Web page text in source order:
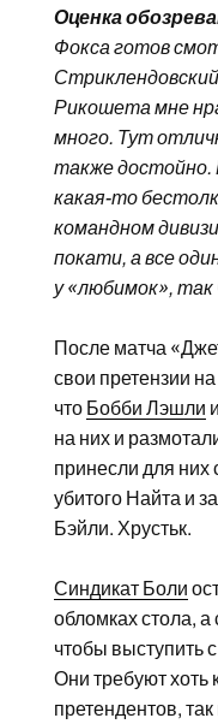
Оценка
Фокса готов
Рикошета мне
много. Тут
также достойно.
какая-то
командном
покати, а все
у «любимок»,
После матча
свои претензии
что Бобби Лэшли и
на них и
принесли для них
убитого Найта и
Бэйли. Хрустьк.
Синдикат Боли
обломках стола, а
чтобы выступить
Они требуют хоть
претендентов,